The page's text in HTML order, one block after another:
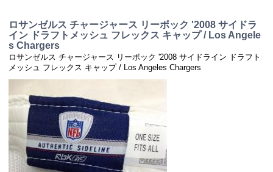
ロサンゼルス チャージャース リーボック '2008 サイドラ
イン ドラフトメッシュ フレックス キャップ / Los Angele
s Chargers
ロサンゼルス チャージャース リーボック '2008 サイドライン ドラフト
メッシュ フレックス キャップ / Los Angeles Chargers